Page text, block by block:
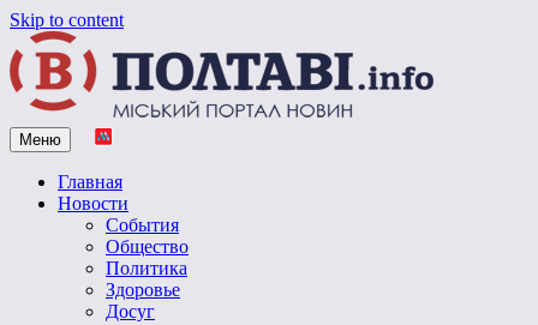
Skip to content
Vpoltave.info
Полтавский портал новостей
Меню
Главная
Новости
События
Общество
Политика
Здоровье
Досуг